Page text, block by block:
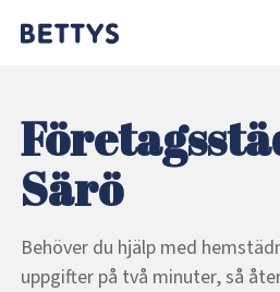
Särö
Behöver du hjälp med
uppgifter på två minuter, så